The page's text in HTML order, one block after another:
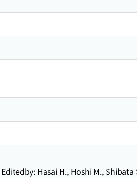
Hasai H., Hoshi M.,